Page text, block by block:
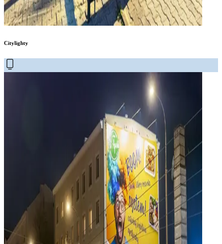
Citylighty